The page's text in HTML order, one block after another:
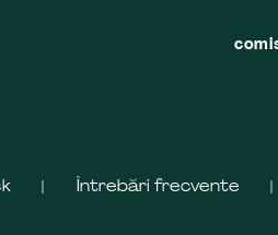
Întrebări frecvente